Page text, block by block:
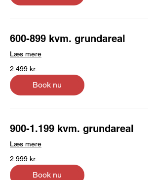
600-899 kvm. grundareal
Læs mere
2.499
danske
kroner
2.499 kr.
Book nu
900-1.199 kvm. grundareal
Læs mere
2.999
danske
kroner
2.999 kr.
Book nu